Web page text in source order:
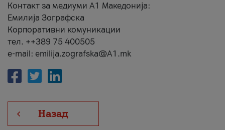
Контакт за медиуми А1 Македонија:
Емилија Зографска
Корпоративни комуникации
тел. ++389 75 400505
e-mail: emilija.zografska@A1.mk
Назад